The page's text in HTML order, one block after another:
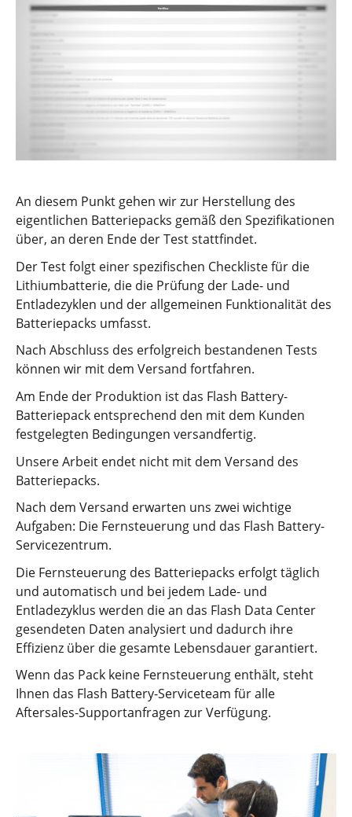
An diesem Punkt gehen wir zur Herstellung des
eigentlichen Batteriepacks gemäß den Spezifikationen
über, an deren Ende der Test stattfindet.
Der Test folgt einer spezifischen Checkliste für die
Lithiumbatterie, die die Prüfung der Lade- und
Entladezyklen und der allgemeinen Funktionalität des
Batteriepacks umfasst.
Nach Abschluss des erfolgreich bestandenen Tests
können wir mit dem Versand fortfahren.
Am Ende der Produktion ist das Flash Battery-
Batteriepack entsprechend den mit dem Kunden
festgelegten Bedingungen versandfertig.
Unsere Arbeit endet nicht mit dem Versand des
Batteriepacks.
Nach dem Versand erwarten uns zwei wichtige
Aufgaben: Die Fernsteuerung und das Flash Battery-
Servicezentrum.
Die Fernsteuerung des Batteriepacks erfolgt täglich
und automatisch und bei jedem Lade- und
Entladezyklus werden die an das Flash Data Center
gesendeten Daten analysiert und dadurch ihre
Effizienz über die gesamte Lebensdauer garantiert.
Wenn das Pack keine Fernsteuerung enthält, steht
Ihnen das Flash Battery-Serviceteam für alle
Aftersales-Supportanfragen zur Verfügung.